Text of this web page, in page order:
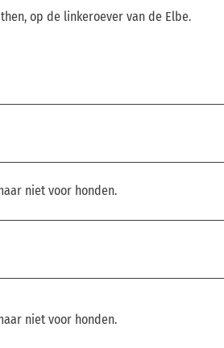
op de linkeroever van de Elbe.
niet voor honden.
niet voor honden.